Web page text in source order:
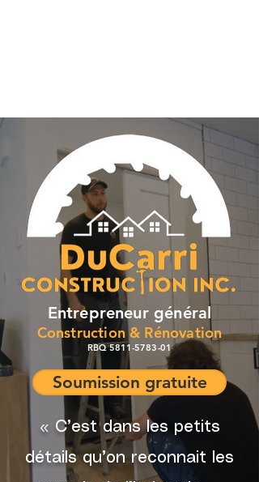
Entrepreneur général
Construction & Rénovation
RBQ5811-5783-01
Soumission gratuite
« C’est dans les petits
détails qu’on reconnait les